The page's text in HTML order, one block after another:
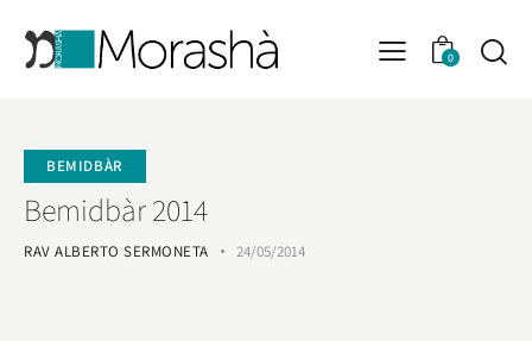
0
BEMIDBÀR
Bemidbàr 2014
RAV ALBERTO SERMONETA 24/05/2014